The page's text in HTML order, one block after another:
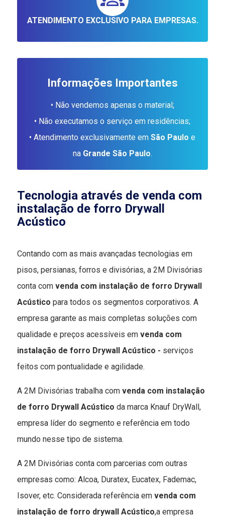
ATENDIMENTO EXCLUSIVO PARA EMPRESAS.
Informações Importantes
• Não vendemos apenas o material;
• Não executamos o serviço em residências;
• Atendimento exclusivamente emSão Paulo e
na Grande São Paulo.
Tecnologia através devenda com
instalação de forro Drywall
Acústico
Contando com as mais avançadas tecnologias em
pisos, persianas, forros e divisórias, a 2M Divisórias
conta comvenda com instalação de forro Drywall
Acústicopara todos os segmentos corporativos. A
empresa garante as mais completas soluções com
qualidade e preços acessíveis emvenda com
instalação de forro Drywall Acústico - serviços
feitos com pontualidade e agilidade.
A 2M Divisórias trabalha comvenda com instalação
de forro Drywall Acústicoda marca Knauf DryWall,
empresa líder do segmento e referência em todo
mundo nesse tipo de sistema.
A 2M Divisórias conta com parcerias com outras
empresas como: Alcoa, Duratex, Eucatex, Fademac,
Isover, etc. Considerada referência emvenda com
instalação de forro drywall Acústico,a empresa